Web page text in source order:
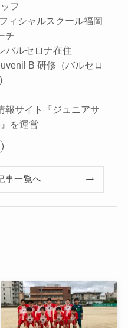
フ
ィシャルスクール福岡
チ
バルセロナ在住
B 研修（バルセロ
報サイト『ジュニアサ
を運営
事一覧へ